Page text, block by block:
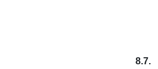
8.7.